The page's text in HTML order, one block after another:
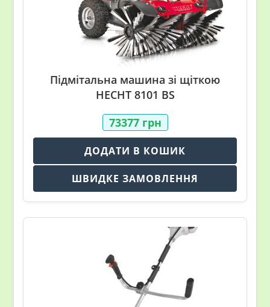
Підмітальна машина зі щіткою
HECHT 8101 BS
73377 грн
ДОДАТИ В КОШИК
ШВИДКЕ ЗАМОВЛЕННЯ